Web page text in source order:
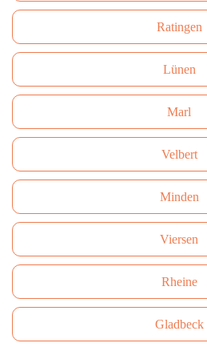
Ratingen
Lünen
Marl
Velbert
Minden
Viersen
Rheine
Gladbeck